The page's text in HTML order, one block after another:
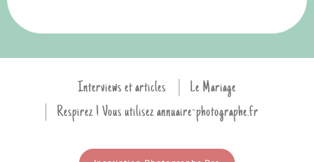
Interviews et articles
Le Mariage
Respirez ! Vous utilisez annuaire-photographe.fr